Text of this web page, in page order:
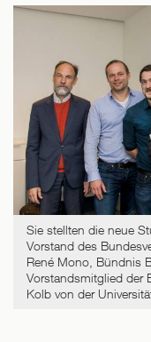
Sie stellten die neue
Vorstand des
René Mono, Bündnis
Vorstandsmitglied der
Kolb von der